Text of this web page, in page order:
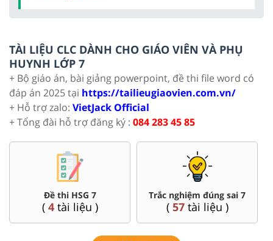
TÀI LIỆU CLC DÀNH CHO GIÁO VIÊN VÀ PHỤ
HUYNH LỚP 7
+ Bộ giáo án, bài giảng powerpoint, đề thi file word có
đáp án 2025 tại https://tailieugiaovien.com.vn/
+ Hỗ trợ zalo: VietJack Official
+ Tổng đài hỗ trợ đăng ký : 084 283 45 85
Đề thi HSG 7
( 4tài liệu )
Trắc nghiệm đúng sai 7
( 57tài liệu )